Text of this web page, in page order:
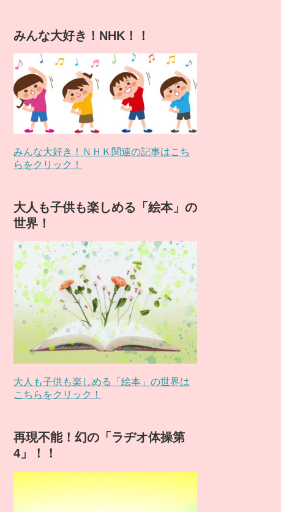
みんな大好き！NHK！！
みんな大好き！ＮＨＫ関連の記事はこち
らをクリック！
大人も子供も楽しめる「絵本」の
世界！
大人も子供も楽しめる「絵本」の世界は
こちらをクリック！
再現不能！幻の「ラヂオ体操第
4」！！